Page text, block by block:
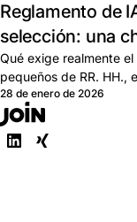
Reglamento de
selección: una
Qué exige realmente
pequeños de RR. HH.,
para cualquier
28 de enero de 2026